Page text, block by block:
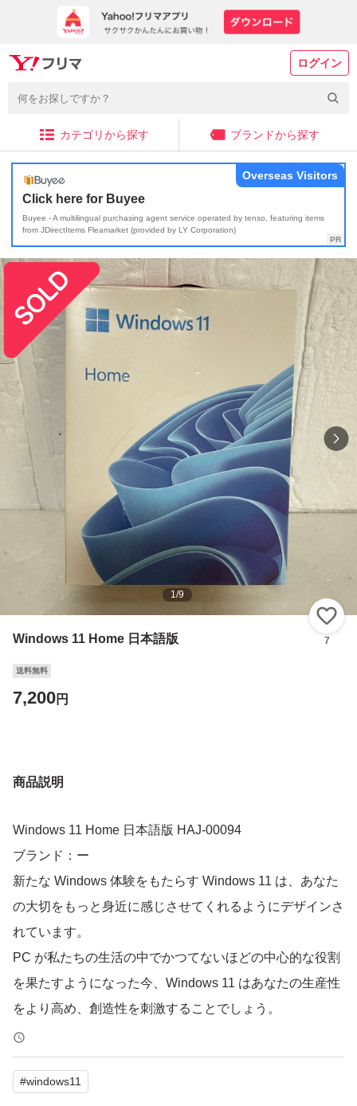
ログイン
カテゴリから探す ブランドから探す
Click here for Buyee
Buyee - A multilingual purchasing agent service operated by tenso, featuring items
from JDirectItems Fleamarket (provided by LY Corporation)
Overseas Visitors
1/9
Windows 11 Home 日本語版 7
送料無料
7,200円
商品説明
Windows 11 Home 日本語版 HAJ-00094
ブランド：ー
新たな Windows 体験をもたらす Windows 11 は、あなた
の大切をもっと身近に感じさせてくれるようにデザインさ
れています。
PC が私たちの生活の中でかつてないほどの中心的な役割
を果たすようになった今、Windows 11 はあなたの生産性
をより高め、創造性を刺激することでしょう。
動作CPU:1 ギガヘルツ (GHz) 以上で 2 コア以上の64 ビッ
ト互換プロセッサまたは System on a Chip (SoC)
動作メモリ:4GB
#windows11